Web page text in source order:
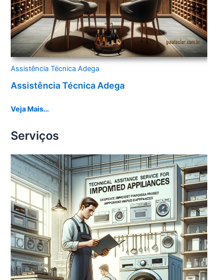
Assistência Técnica Adega
Assistência Técnica Adega
Veja Mais…
Serviços